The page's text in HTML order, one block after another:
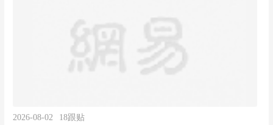
2026-08-02 18跟贴